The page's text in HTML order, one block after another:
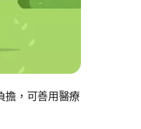
擔，可善用醫療